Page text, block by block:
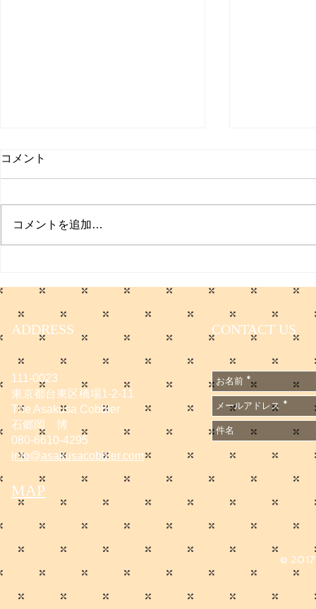
サマーセールのお知らせ
まで
コメント
コメントを追加…
ADDRESS CONTACT US
111-0023
東京都台東区橋場1-2-11
The Asakusa Cobbler
石郷岡 博
080-6610-4295
info@asakusacobbler.com
MAP
© 2017